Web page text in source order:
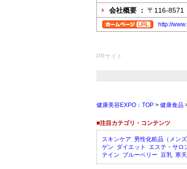
会社概要 ： 〒116-
http://
PRサイト
健康美容EXPO：TOP > 健康食品
■注目カテゴリ・コンテンツ
スキンケア 男性化粧品（メンズ
ゲン ダイエット エステ・サロ
テイン ブルーベリー 豆乳 寒天